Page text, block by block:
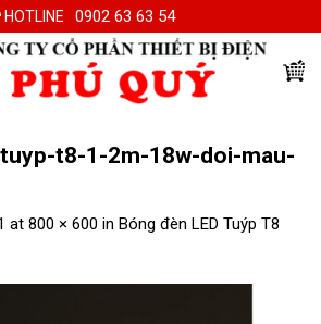
HOTLINE 0902 63 63 54
t8-1-2m-18w-doi-mau-
at 800 × 600 in Bóng đèn LED Tuýp T8